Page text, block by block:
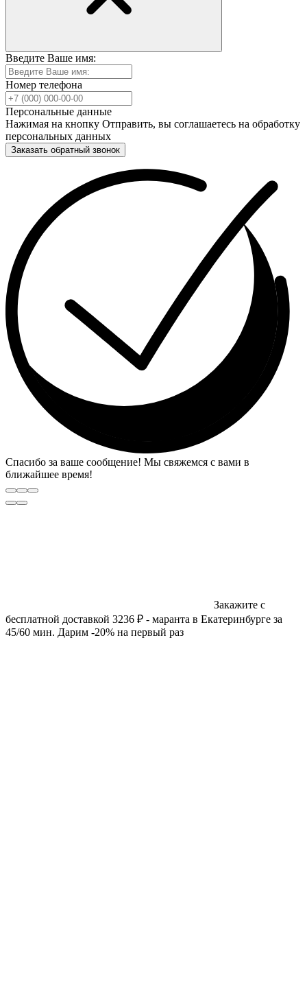
Введите Ваше имя:
Номер телефона
Персональные данные
Нажимая на кнопку Отправить, вы соглашаетесь на обработку
персональных данных
Заказать обратный звонок
Спасибо за ваше сообщение! Мы свяжемся с вами в
ближайшее время!
Закажите с
бесплатной доставкой 3236 ₽ - маранта в Екатеринбурге за
45/60 мин. Дарим -20% на первый раз